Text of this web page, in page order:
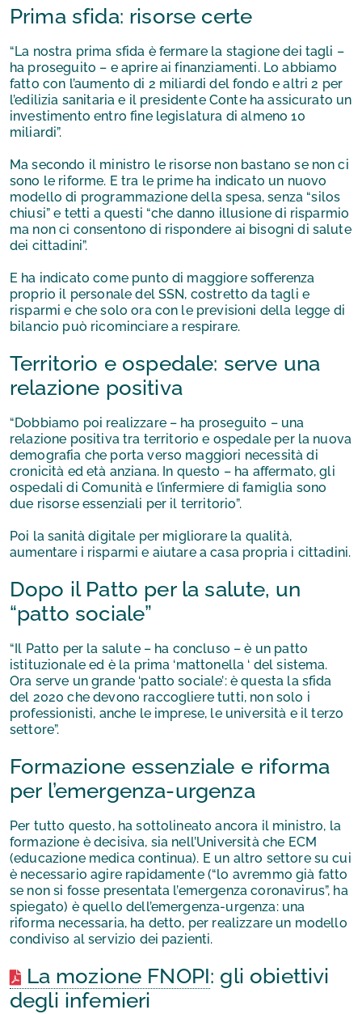
Prima sfida: risorse certe
“La nostra prima sfida è fermare la stagione dei tagli –
ha proseguito – e aprire ai finanziamenti. Lo abbiamo
fatto con l’aumento di 2 miliardi del fondo e altri 2 per
l’edilizia sanitaria e il presidente Conte ha assicurato un
investimento entro fine legislatura di almeno 10
miliardi”.
Ma secondo il ministro le risorse non bastano se non ci
sono le riforme. E tra le prime ha indicato un nuovo
modello di programmazione della spesa, senza “silos
chiusi” e tetti a questi “che danno illusione di risparmio
ma non ci consentono di rispondere ai bisogni di salute
dei cittadini”.
E ha indicato come punto di maggiore sofferenza
proprio il personale del SSN, costretto da tagli e
risparmi e che solo ora con le previsioni della legge di
bilancio può ricominciare a respirare.
Territorio e ospedale: serve una
relazione positiva
“Dobbiamo poi realizzare – ha proseguito – una
relazione positiva tra territorio e ospedale per la nuova
demografia che porta verso maggiori necessità di
cronicità ed età anziana. In questo – ha affermato, gli
ospedali di Comunità e l’infermiere di famiglia sono
due risorse essenziali per il territorio”.
Poi la sanità digitale per migliorare la qualità,
aumentare i risparmi e aiutare a casa propria i cittadini.
Dopo il Patto per la salute, un
“patto sociale”
“Il Patto per la salute – ha concluso – è un patto
istituzionale ed è la prima ‘mattonella ‘ del sistema.
Ora serve un grande ‘patto sociale’: è questa la sfida
del 2020 che devono raccogliere tutti, non solo i
professionisti, anche le imprese, le università e il terzo
settore”.
Formazione essenziale e riforma
per l’emergenza-urgenza
Per tutto questo, ha sottolineato ancora il ministro, la
formazione è decisiva, sia nell’Università che ECM
(educazione medica continua). E un altro settore su cui
è necessario agire rapidamente (“lo avremmo già fatto
se non si fosse presentata l’emergenza coronavirus”, ha
spiegato) è quello dell’emergenza-urgenza: una
riforma necessaria, ha detto, per realizzare un modello
condiviso al servizio dei pazienti.
La mozione FNOPI: gli obiettivi
degli infemieri